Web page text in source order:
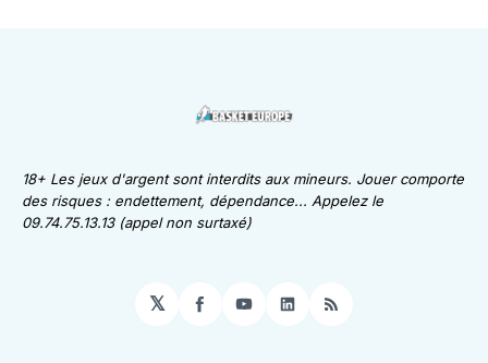
18+ Les jeux d'argent sont interdits aux mineurs. Jouer comporte
des risques : endettement, dépendance... Appelez le
09.74.75.13.13 (appel non surtaxé)
𝕏 Facebook
YouTube
LinkedIn
RSS